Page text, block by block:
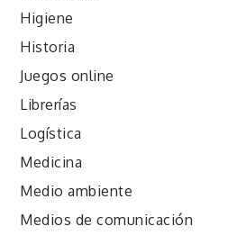
Higiene
Historia
Juegos online
Librerías
Logística
Medicina
Medio ambiente
Medios de comunicación